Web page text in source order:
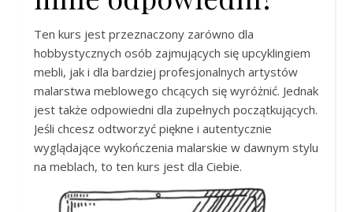
Ten kurs jest przeznaczony zarówno dla
hobbystycznych osób zajmujących się upcyklingiem
mebli, jak i dla bardziej profesjonalnych artystów
malarstwa meblowego chcących się wyróżnić. Jednak
jest także odpowiedni dla zupełnych początkujących.
Jeśli chcesz odtworzyć piękne i autentycznie
wyglądające wykończenia malarskie w dawnym stylu
na meblach, to ten kurs jest dla Ciebie.